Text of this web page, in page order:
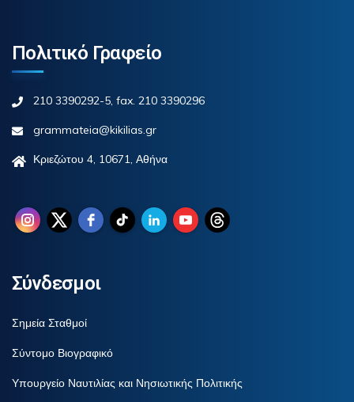
Πολιτικό Γραφείο
210 3390292-5, fax. 210 3390296
grammateia@kikilias.gr
Κριεζώτου 4, 10671, Αθήνα
Σύνδεσμοι
Σημεία Σταθμοί
Σύντομο Βιογραφικό
Υπουργείο Ναυτιλίας και Νησιωτικής Πολιτικής